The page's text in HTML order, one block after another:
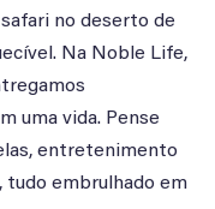
no deserto de
Na Noble Life,
uma vida. Pense
entretenimento
tudo embrulhado em